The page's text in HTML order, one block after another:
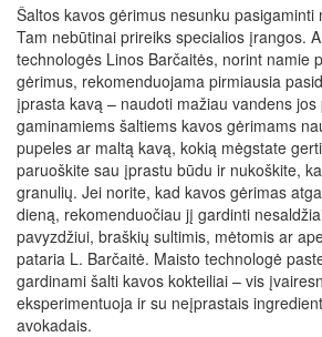
Šaltos kavos gėrimus nesunku pasigaminti
Tam nebūtinai prireiks specialios įrangos.
technologės Linos Barčaitės, norint namie
gėrimus, rekomenduojama pirmiausia
įprasta kavą – naudoti mažiau vandens jos
gaminamiems šaltiems kavos gėrimams
pupeles ar maltą kavą, kokią mėgstate
paruoškite sau įprastu būdu ir nukoškite,
granulių. Jei norite, kad kavos gėrimas
dieną, rekomenduočiau jį gardinti
pavyzdžiui, braškių sultimis, mėtomis ar
pataria L. Barčaitė. Maisto technologė
gardinami šalti kavos kokteiliai – vis
eksperimentuoja ir su neįprastais
avokadais.